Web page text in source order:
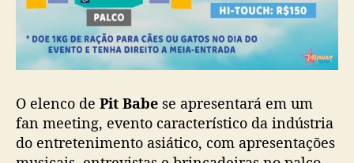
;
e
n
a
b
r
O elenco de Pit Babe se apresentará em um
fan meeting, evento característico da indústria
do entretenimento asiático, com apresentações